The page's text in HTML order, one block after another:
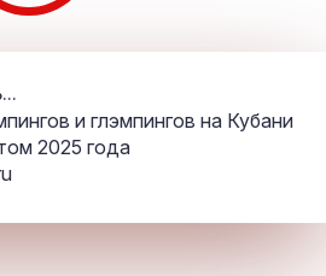
и глэмпингов на Кубани
2025 года